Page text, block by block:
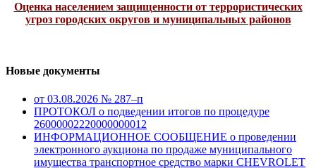
Оценка населением защищенности от террористических
угроз городских округов и муниципальных районов
Новые документы
от 03.08.2026 № 287–п
ПРОТОКОЛ о подведении итогов по процедуре
26000002220000000012
ИНФОРМАЦИОННОЕ СООБЩЕНИЕ о проведении
электронного аукциона по продаже муниципального
имущества транспортное средство марки CHEVROLET